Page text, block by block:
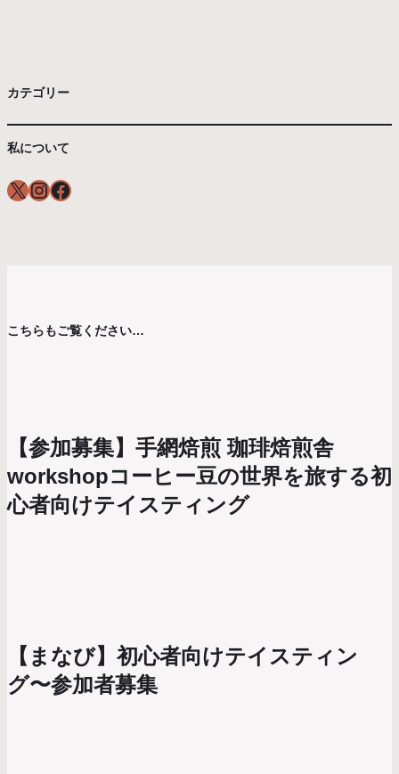
カテゴリー
私について
X InstagramFacebook
こちらもご覧ください…
【参加募集】手網焙煎 珈琲焙煎舎
workshopコーヒー豆の世界を旅する初
心者向けテイスティング
【まなび】初心者向けテイスティン
グ〜参加者募集